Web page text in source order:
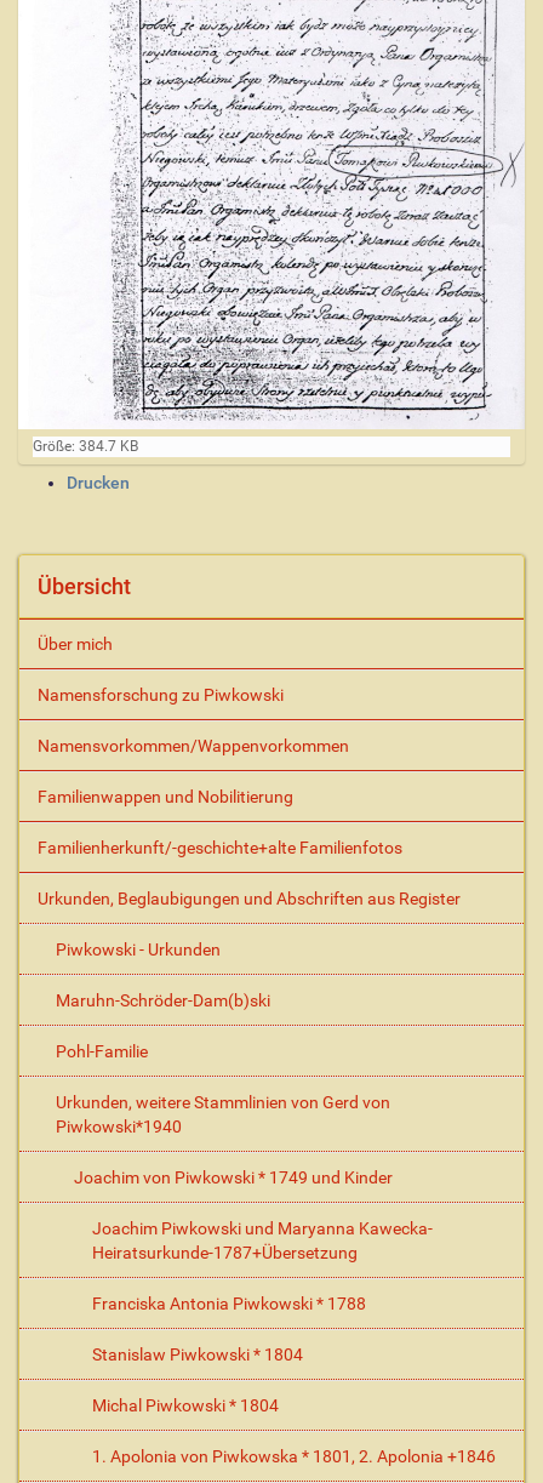
Z
e
n
v
o
r
G
ß
e
…
Größe: 384.7 KB
a
e
i
i
c
e
k
Drucken
Übersicht
Über mich
Namensforschung zu Piwkowski
Namensvorkommen/Wappenvorkommen
Familienwappen und Nobilitierung
Familienherkunft/-geschichte+alte Familienfotos
Urkunden, Beglaubigungen und Abschriften aus Register
Piwkowski - Urkunden
Maruhn-Schröder-Dam(b)ski
Pohl-Familie
Urkunden, weitere Stammlinien von Gerd von
Piwkowski*1940
Joachim von Piwkowski * 1749 und Kinder
Joachim Piwkowski und Maryanna Kawecka-
Heiratsurkunde-1787+Übersetzung
Franciska Antonia Piwkowski * 1788
Stanislaw Piwkowski * 1804
Michal Piwkowski * 1804
1. Apolonia von Piwkowska * 1801, 2. Apolonia +1846